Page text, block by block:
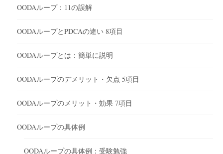
OODAループ：11の誤解
OODAループとPDCAの違い 8項目
OODAループとは：簡単に説明
OODAループのデメリット・欠点 5項目
OODAループのメリット・効果 7項目
OODAループの具体例
OODAループの具体例：受験勉強